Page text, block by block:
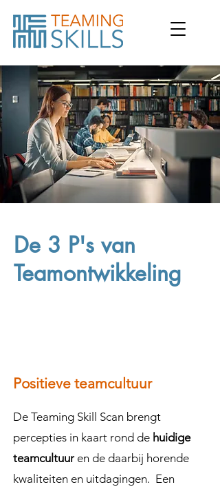
De 3 P's van
Teamontwikkeling
Positieve teamcultuur
De Teaming Skill Scan brengt
percepties in kaart rond de huidige
teamcultuur en de daarbij horende
kwaliteiten en uitdagingen. Een